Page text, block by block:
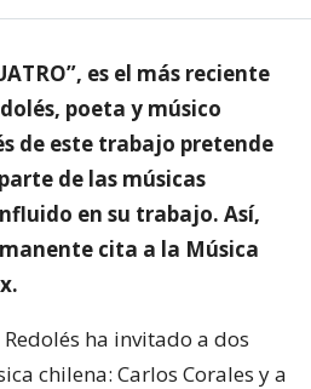
es el más reciente
poeta y músico
de este trabajo pretende
de las músicas
en su trabajo. Así,
cita a la Música
ha invitado a dos
chilena: Carlos Corales y a